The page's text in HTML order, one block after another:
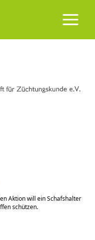
Aktion will ein Schafshalter
schützen.